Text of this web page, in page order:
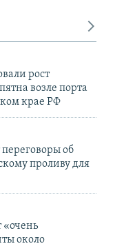
рост
возле порта
крае РФ
об
проливу для
«очень
около